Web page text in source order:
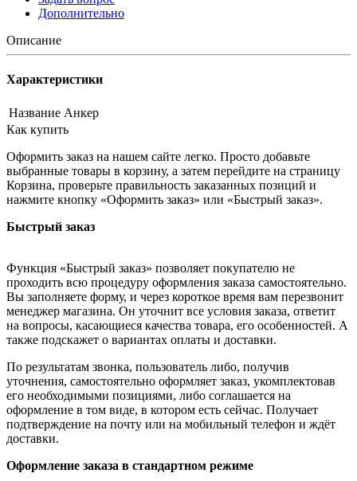
Дополнительно
Описание
Характеристики
Название Анкер
Как купить
Оформить заказ на нашем сайте легко. Просто добавьте
выбранные товары в корзину, а затем перейдите на страницу
Корзина, проверьте правильность заказанных позиций и
нажмите кнопку «Оформить заказ» или «Быстрый заказ».
Быстрый заказ
Функция «Быстрый заказ» позволяет покупателю не
проходить всю процедуру оформления заказа самостоятельно.
Вы заполняете форму, и через короткое время вам перезвонит
менеджер магазина. Он уточнит все условия заказа, ответит
на вопросы, касающиеся качества товара, его особенностей. А
также подскажет о вариантах оплаты и доставки.
По результатам звонка, пользователь либо, получив
уточнения, самостоятельно оформляет заказ, укомплектовав
его необходимыми позициями, либо соглашается на
оформление в том виде, в котором есть сейчас. Получает
подтверждение на почту или на мобильный телефон и ждёт
доставки.
Оформление заказа в стандартном режиме